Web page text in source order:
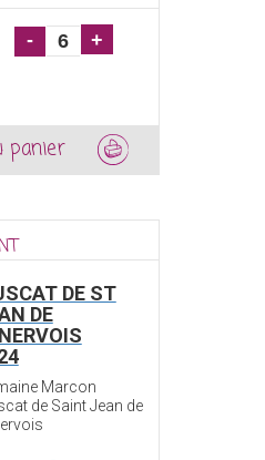
- +
panier
DE ST
DE
Marcon
de Saint Jean de